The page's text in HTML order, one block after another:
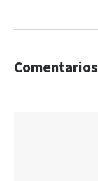
Comentarios